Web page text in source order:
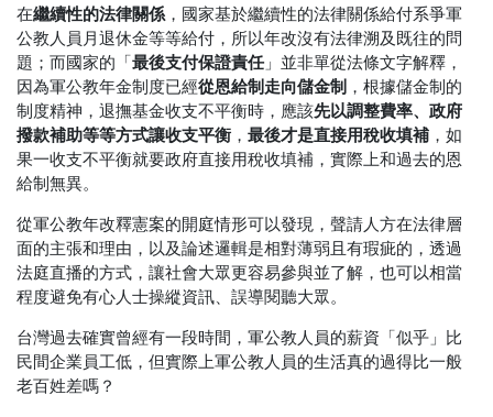
在繼續性的法律關係 ，國家基於繼續性的法律關係給付系爭軍
公教人員月退休金等等給付，所以年改沒有法律溯及既往的問
題；而國家的「 最後支付保證責任」並非單從法條文字解釋，
因為軍公教年金制度已經從恩給制走向儲金制 ，根據儲金制的
制度精神，退撫基金收支不平衡時，應該先以調整費率、政府
撥款補助等等方式讓收支平衡 ， 最後才是直接用稅收填補 ，如
果一收支不平衡就要政府直接用稅收填補，實際上和過去的恩
給制無異。
從軍公教年改釋憲案的開庭情形可以發現，聲請人方在法律層
面的主張和理由，以及論述邏輯是相對薄弱且有瑕疵的，透過
法庭直播的方式，讓社會大眾更容易參與並了解，也可以相當
程度避免有心人士操縱資訊、誤導閱聽大眾。
台灣過去確實曾經有一段時間，軍公教人員的薪資「似乎」比
民間企業員工低，但實際上軍公教人員的生活真的過得比一般
老百姓差嗎？